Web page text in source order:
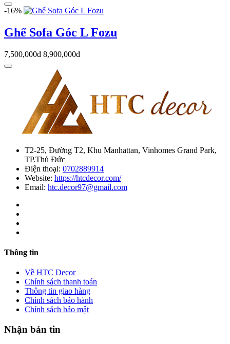
-16%
Ghế Sofa Góc L Fozu
7,500,000đ 8,900,000đ
T2-25, Đường T2, Khu Manhattan, Vinhomes Grand Park,
TP.Thủ Đức
Điện thoại: 0702889914
Website: https://htcdecor.com/
Email: htc.decor97@gmail.com
Thông tin
Về HTC Decor
Chính sách thanh toán
Thông tin giao hàng
Chính sách bảo hành
Chính sách bảo mật
Nhận bản tin